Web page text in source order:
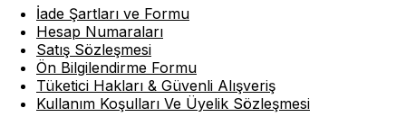
İade Şartları ve Formu
Hesap Numaraları
Satış Sözleşmesi
Ön Bilgilendirme Formu
Tüketici Hakları & Güvenli Alışveriş
Kullanım Koşulları Ve Üyelik Sözleşmesi